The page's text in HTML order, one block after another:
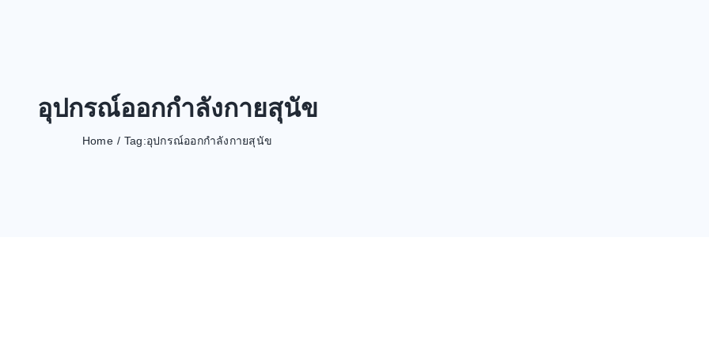
อุปกรณ์ออกกำลังกายสุนัข
Home Tag:อุปกรณ์ออกกำลังกายสุนัข